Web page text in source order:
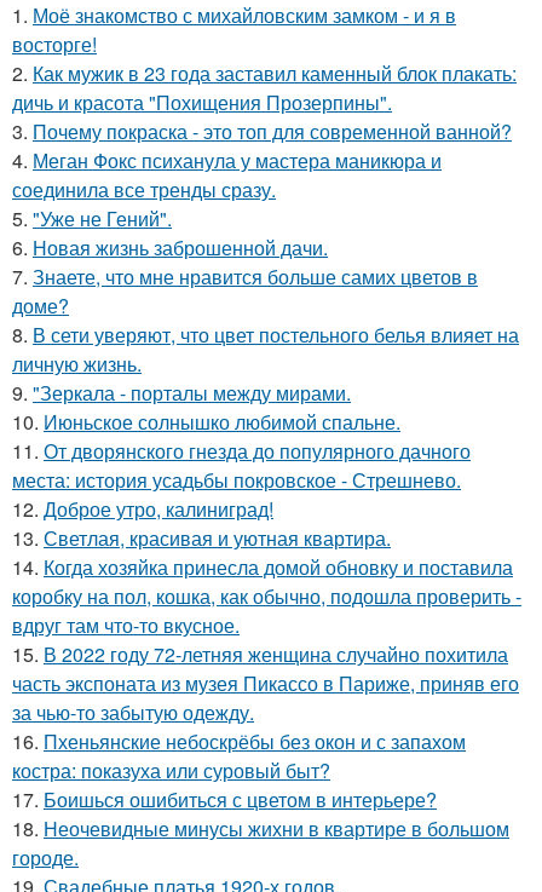
1. Моё знакомство с михайловским замком - и я в
восторге!
2. Как мужик в 23 года заставил каменный блок плакать:
дичь и красота "Похищения Прозерпины".
3. Почему покраска - это топ для современной ванной?
4. Меган Фокс психанула у мастера маникюра и
соединила все тренды сразу.
5. "Уже не Гений".
6. Новая жизнь заброшенной дачи.
7. Знаете, что мне нравится больше самих цветов в
доме?
8. В сети уверяют, что цвет постельного белья влияет на
личную жизнь.
9. "Зеркала - порталы между мирами.
10. Июньское солнышко любимой спальне.
11. От дворянского гнезда до популярного дачного
места: история усадьбы покровское - Стрешнево.
12. Доброе утро, калиниград!
13. Светлая, красивая и уютная квартира.
14. Когда хозяйка принесла домой обновку и поставила
коробку на пол, кошка, как обычно, подошла проверить -
вдруг там что-то вкусное.
15. В 2022 году 72-летняя женщина случайно похитила
часть экспоната из музея Пикассо в Париже, приняв его
за чью-то забытую одежду.
16. Пхеньянские небоскрёбы без окон и с запахом
костра: показуха или суровый быт?
17. Боишься ошибиться с цветом в интерьере?
18. Неочевидные минусы жихни в квартире в большом
городе.